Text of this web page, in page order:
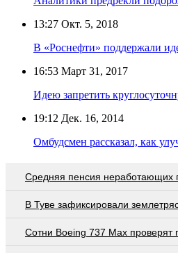
13:27 Окт. 5, 2018
В «Роснефти» поддержали
16:53 Март 31, 2017
Идею запретить
19:12 Дек. 16, 2014
Омбудсмен рассказал, как
Средняя пенсия неработающих
В Туве зафиксировали
Сотни Boeing 737 Max